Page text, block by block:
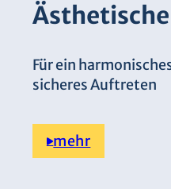
Für ein
sicheres Auftreten
mehr